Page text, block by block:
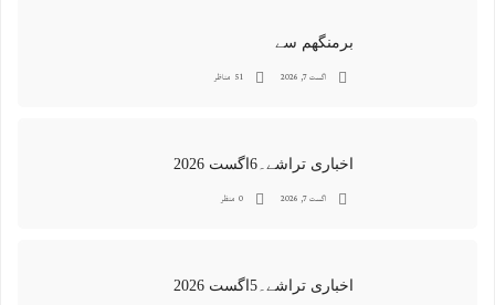
برمنگھم سے
اگست 7, 2026 51 مناظر
اخباری تراشے۔6اگست 2026
اگست 7, 2026 0 منظر
اخباری تراشے۔5اگست 2026